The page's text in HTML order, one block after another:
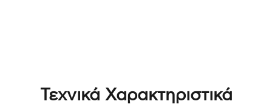
Τεχνικά Χαρακτηριστικά